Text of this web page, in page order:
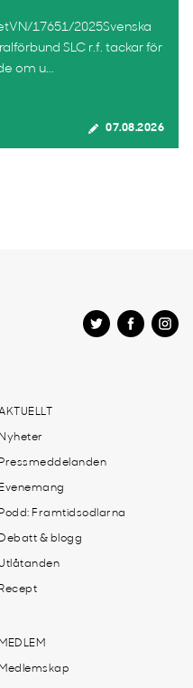
17651/2025Svenska
SLC r.f. tackar för
om u...
07.08.2026
Nyheter
Pressmeddelanden
Evenemang
Podd: Framtidsodlarna
Debatt & blogg
Recept
MEDLEM
Medlemskap